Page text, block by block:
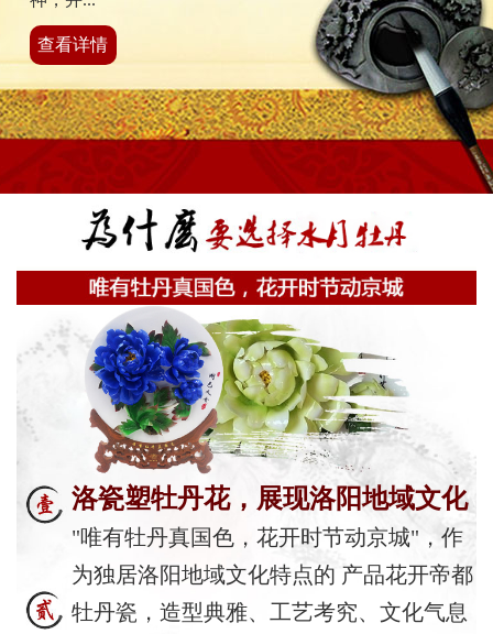
查看详情
洛瓷塑牡丹花，展现洛阳地域文化
"唯有牡丹真国色，花开时节动京城"，作
为独居洛阳地域文化特点的 产品花开帝都
牡丹瓷，造型典雅、工艺考究、文化气息